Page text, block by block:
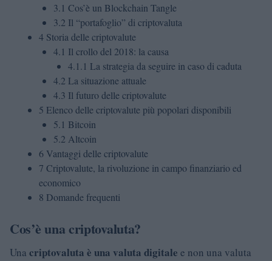
3.1 Cos’è un Blockchain Tangle
3.2 Il “portafoglio” di criptovaluta
4 Storia delle criptovalute
4.1 Il crollo del 2018: la causa
4.1.1 La strategia da seguire in caso di caduta
4.2 La situazione attuale
4.3 Il futuro delle criptovalute
5 Elenco delle criptovalute più popolari disponibili
5.1 Bitcoin
5.2 Altcoin
6 Vantaggi delle criptovalute
7 Criptovalute, la rivoluzione in campo finanziario ed
economico
8 Domande frequenti
Cos’è una criptovaluta?
Una criptovaluta è una valuta digitale e non una valuta